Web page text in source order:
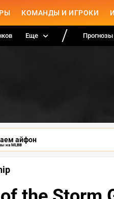
КОМАНДЫ И ИГРОКИ
Еще Прогнозы
айфон
на MLBB